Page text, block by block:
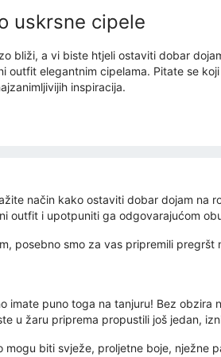
uskrsne cipele
bliži, a vi biste htjeli ostaviti dobar
outfit elegantnim cipelama. Pitate se
inspiracija.
način kako ostaviti dobar dojam
outfit i upotpuniti ga odgovarajućom
posebno smo za vas pripremili
imate puno toga na tanjuru! Bez
u žaru priprema propustili još jedan,
biti svježe, proljetne boje,